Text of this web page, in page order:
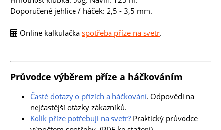
Doporučené jehlice / háček: 2,5 - 3,5 mm.
Online kalkulačka spotřeba příze na svetr.
Průvodce výběrem příze a háčkováním
Časté dotazy o přízích a háčkování. Odpovědi na
nejčastější otázky zákazníků.
Kolik příze potřebuji na svetr? Praktický průvodce